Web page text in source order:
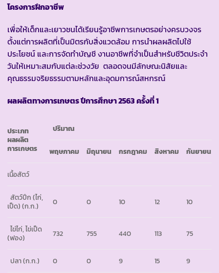
โครงการฝึกอาชีพ
เพื่อให้เด็กและเยาวชนได้เรียนรู้อาชีพการเกษตรอย่างครบวงจร
ตั้งแต่การผลิตที่เป็นมิตรกับสิ่งแวดล้อม การนำผลผลิตไปใช้
ประโยชน์ และการจัดทำบัญชี งานอาชีพที่จำเป็นสำหรับชีวิตประจำ
วันให้เหมาะสมกับแต่ละช่วงวัย ตลอดจนมีลักษณะนิสัยและ
คุณธรรมจริยธรรมตามหลักและอุดมการณ์สหกรณ์
ผลผลิตทางการเกษตร ปีการศึกษา 2563 ครั้งที่ 1
ประเภท
ผลผลิต
การเกษตร
ปริมาณ
พฤษภาคม มิถุนายน กรกฎาคม สิงหาคม กันยายน
เนื้อสัตว์
สัตว์ปีก (ไก่,
เป็ด)(ก.ก.) 0 0 10 12 10
ไข่ไก่, ไข่เป็ด
(ฟอง)
732 755 440 113 75
ปลา(ก.ก.) 0 0 9 15 9